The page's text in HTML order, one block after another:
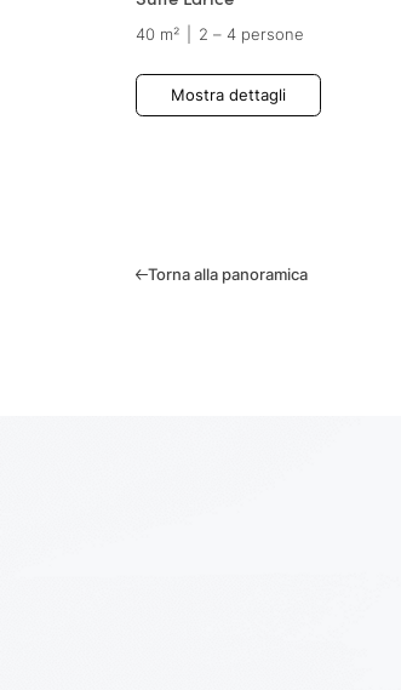
40 m² 2 – 4 persone
Mostra dettagli
Torna alla panoramica